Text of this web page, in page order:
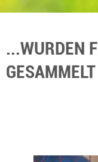
...WURDEN
GESAMMELT